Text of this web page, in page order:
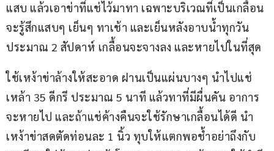
แสบ แล้วเอาข่าที่แช่ไว้มาทา เฉพาะบริเวณที่เป็นเกลื้อน
จะรู้สึกแสบๆ เย็นๆ ทาเช้า และเย็นหลังอาบน้ำทุกวัน
ประมาณ 2 สัปดาห์ เกลื้อนจะจางลง และหายไปในที่สุด
ใช้เหง้าข่าล้างให้สะอาด ฝานเป็นแผ่นบางๆ นำไปแช่
เหล้า 35 ดีกรี ประมาณ 5 นาที แล้วทาที่มีผื่นคัน อาการ
จะหายไป และถ้าแช่ค้างคืนจะใช้รักษาเกลื้อนได้ดี นำ
เหง้าข่าสดตัดท่อนละ 1 นิ้ว ทุบให้แตกพอช้ำอย่าถึงกับ